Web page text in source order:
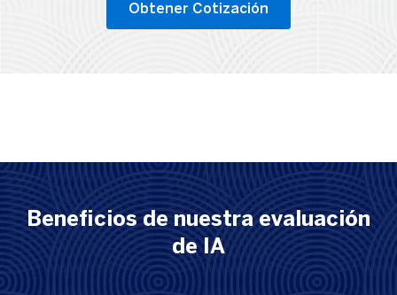
Obtener Cotización
Beneficios de nuestra evaluación
de IA